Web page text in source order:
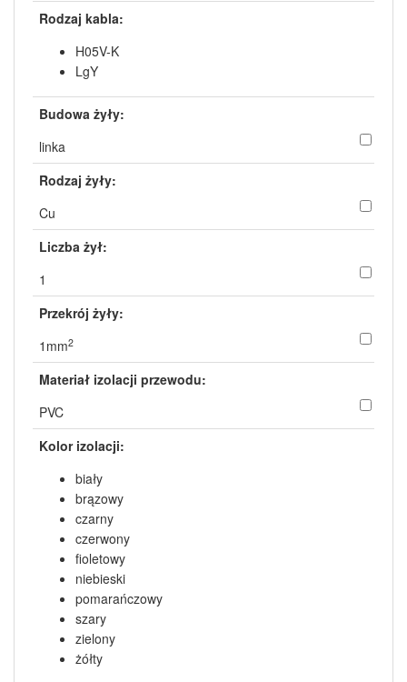
Rodzaj kabla:
H05V-K
LgY
Budowa żyły:
linka
Rodzaj żyły:
Cu
Liczba żył:
1
Przekrój żyły:
1mm2
Materiał izolacji przewodu:
PVC
Kolor izolacji:
biały
brązowy
czarny
czerwony
fioletowy
niebieski
pomarańczowy
szary
zielony
żółty